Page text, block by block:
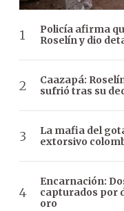
Policía afirma
Roselín y dio
Caazapá:
sufrió tras su
La mafia del
extorsivo
Encarnación:
capturados por
oro